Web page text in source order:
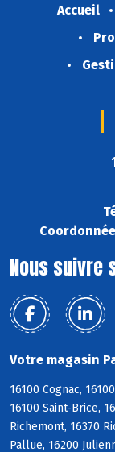
Accueil
Nous suivre
Votre magasin
16100 Cognac,
16100 Saint-Brice,
Richemont, 16370
Pallue, 16200